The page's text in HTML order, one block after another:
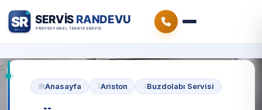
Anasayfa Ariston Buzdolabı Servisi